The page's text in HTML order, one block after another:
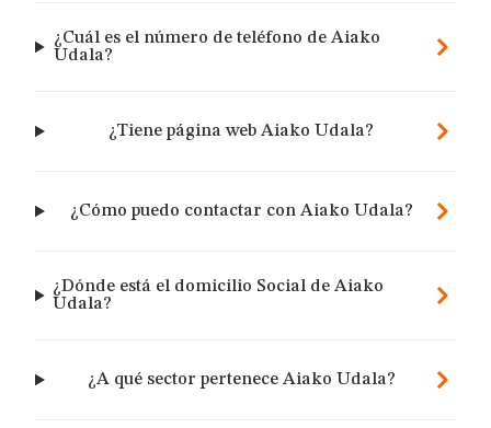
¿Cuál es el número de teléfono de Aiako
Udala?
¿Tiene página web Aiako Udala?
¿Cómo puedo contactar con Aiako Udala?
¿Dónde está el domicilio Social de Aiako
Udala?
¿A qué sector pertenece Aiako Udala?